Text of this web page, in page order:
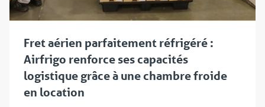
Fret aérien parfaitement réfrigéré :
Airfrigo renforce ses capacités
logistique grâce à une chambre froide
en location